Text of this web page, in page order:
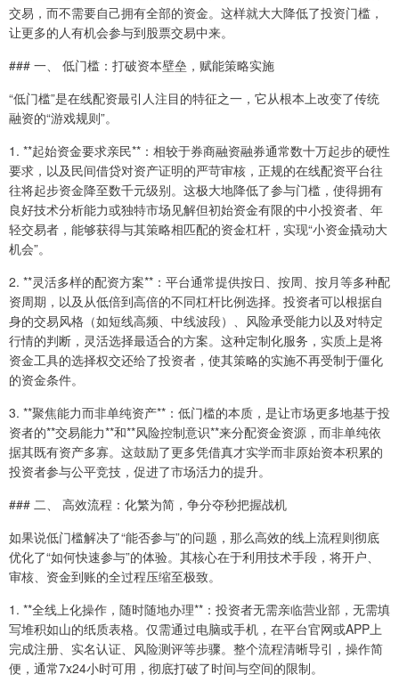
交易，而不需要自己拥有全部的资金。这样就大大降低了投资门槛，
让更多的人有机会参与到股票交易中来。
### 一、 低门槛：打破资本壁垒，赋能策略实施
“低门槛”是在线配资最引人注目的特征之一，它从根本上改变了传统
融资的“游戏规则”。
1. **起始资金要求亲民**：相较于券商融资融券通常数十万起步的硬性
要求，以及民间借贷对资产证明的严苛审核，正规的在线配资平台往
往将起步资金降至数千元级别。这极大地降低了参与门槛，使得拥有
良好技术分析能力或独特市场见解但初始资金有限的中小投资者、年
轻交易者，能够获得与其策略相匹配的资金杠杆，实现“小资金撬动大
机会”。
2. **灵活多样的配资方案**：平台通常提供按日、按周、按月等多种配
资周期，以及从低倍到高倍的不同杠杆比例选择。投资者可以根据自
身的交易风格（如短线高频、中线波段）、风险承受能力以及对特定
行情的判断，灵活选择最适合的方案。这种定制化服务，实质上是将
资金工具的选择权交还给了投资者，使其策略的实施不再受制于僵化
的资金条件。
3. **聚焦能力而非单纯资产**：低门槛的本质，是让市场更多地基于投
资者的**交易能力**和**风险控制意识**来分配资金资源，而非单纯依
据其既有资产多寡。这鼓励了更多凭借真才实学而非原始资本积累的
投资者参与公平竞技，促进了市场活力的提升。
### 二、 高效流程：化繁为简，争分夺秒把握战机
如果说低门槛解决了“能否参与”的问题，那么高效的线上流程则彻底
优化了“如何快速参与”的体验。其核心在于利用技术手段，将开户、
审核、资金到账的全过程压缩至极致。
1. **全线上化操作，随时随地办理**：投资者无需亲临营业部，无需填
写堆积如山的纸质表格。仅需通过电脑或手机，在平台官网或APP上
完成注册、实名认证、风险测评等步骤。整个流程清晰导引，操作简
便，通常7x24小时可用，彻底打破了时间与空间的限制。